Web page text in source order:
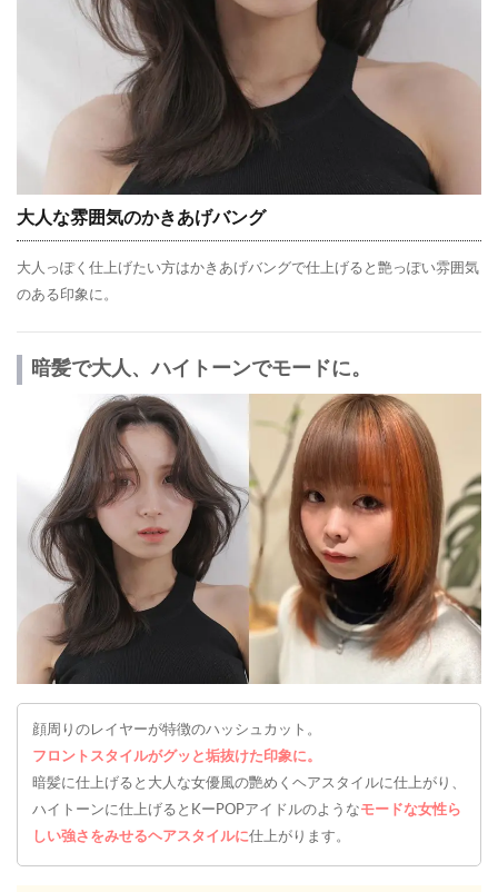
大人な雰囲気のかきあげバング
大人っぽく仕上げたい方はかきあげバングで仕上げると艶っぽい雰囲気
のある印象に。
暗髪で大人、ハイトーンでモードに。
顔周りのレイヤーが特徴のハッシュカット。
フロントスタイルがグッと垢抜けた印象に。
暗髪に仕上げると大人な女優風の艷めくヘアスタイルに仕上がり、
ハイトーンに仕上げるとKーPOPアイドルのようなモードな女性ら
しい強さをみせるヘアスタイルに仕上がります。